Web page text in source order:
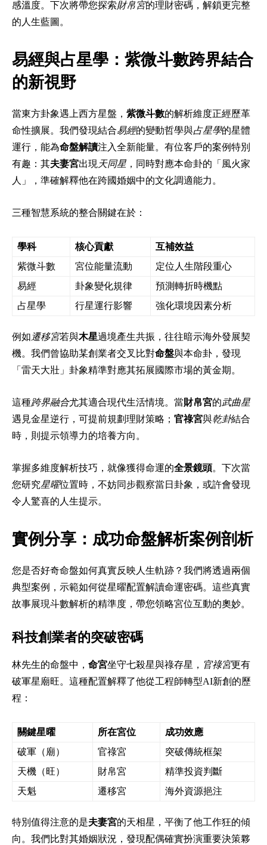
感溫度。下次將帶您探索財帛宮的理財密碼，解鎖更完整
的人生藍圖。
易經與占星學：紫微斗數跨界結合
的新視野
當東方卦象遇上西方星盤， 紫微斗數的解析維度正經歷革
命性擴展。我們發現結合易經的變動哲學與占星學的星體
運行，能為命盤解讀注入全新能量。有位客戶的案例特別
有趣：其夫妻宮出現 天同星 ，同時對應本命卦的「風火家
人」，準確解釋他在跨國婚姻中的文化調適能力。
三種智慧系統的整合關鍵在於：
學科 核心貢獻
互補效益
紫微斗數
宮位能量流動
定位人生階段重心
易經
卦象變化規律
預測轉折時機點
占星學
行星運行影響 強化環境因素分析
例如遷移宮若與木星過境產生共振，往往暗示海外發展契
機。我們曾協助某創業者交叉比對命盤與本命卦，發現
「雷天大壯」卦象精準對應其拓展國際市場的黃金期。
這種跨界融合尤其適合現代生活情境。當財帛宮的武曲星
遇見金星逆行，可提前規劃理財策略； 官祿宮與乾卦結合
時，則提示領導力的培養方向。
掌握多維度解析技巧，就像獲得命運的全景鏡頭。下次當
您研究星曜位置時，不妨同步觀察當日卦象，或許會發現
令人驚喜的人生提示。
實例分享：成功命盤解析案例剖析
您是否好奇命盤如何真實反映人生軌跡？我們將透過兩個
典型案例，示範如何從星曜配置解讀命運密碼。這些真實
故事展現斗數解析的精準度，帶您領略宮位互動的奧妙。
科技創業者的突破密碼
林先生的命盤中， 命宮坐守七殺星與祿存星， 官祿宮更有
破軍星廟旺。這種配置解釋了他從工程師轉型AI新創的歷
程：
關鍵星曜 所在宮位
成功效應
破軍（廟）
官祿宮
突破傳統框架
天機（旺）
財帛宮
精準投資判斷
天魁
遷移宮 海外資源挹注
特別值得注意的是夫妻宮的天相星，平衡了他工作狂的傾
向。我們比對其婚姻狀況，發現配偶確實扮演重要決策夥